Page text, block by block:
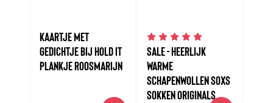
KAARTJE MET
GEDICHTJE BIJ HOLD IT
PLANKJE ROOSMARIJN
SALE - HEERLIJK
WARME
SCHAPENWOLLEN SOXS
SOKKEN ORIGINALS